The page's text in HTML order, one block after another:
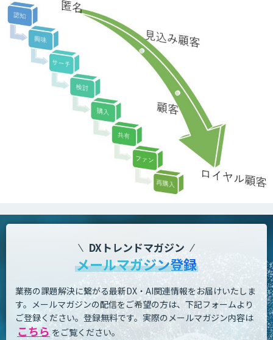
DXトレンドマガジン
メールマガジン登録
業務の課題解決に繋がる最新DX・AI関連情報をお届けいたしま
す。 メールマガジンの配信をご希望の方は、下記フォームより
ご登録ください。登録無料です。 実際のメールマガジン内容は
こちら をご覧ください。